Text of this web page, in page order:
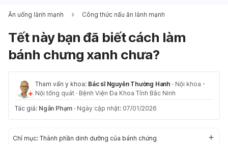
Ăn uống lành mạnh Công thức nấu ăn lành mạnh
Tết này bạn đã biết cách làm
bánh chưng xanh chưa?
Tham vấn y khoa: Bác sĩ Nguyễn Thường Hanh · Nội khoa -
Nội tổng quát · Bệnh Viện Đa Khoa Tỉnh Bắc Ninh
Tác giả: Ngân Phạm · Ngày cập nhật: 07/01/2026
Chỉ mục: Thành phần dinh dưỡng của bánh chứng